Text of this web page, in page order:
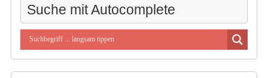
Suche mit Autocomplete